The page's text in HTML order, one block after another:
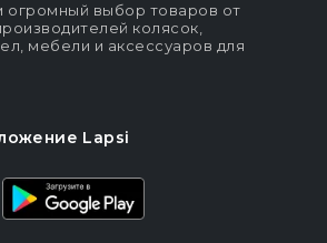
выбор товаров от
колясок,
мебели и аксессуаров для
Lapsi